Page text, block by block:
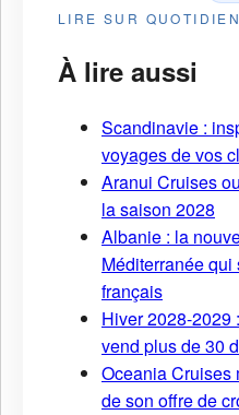
LIRE SUR
À lire aussi
Scandinavie :
voyages de vos
Aranui Cruises
la saison 2028
Albanie : la
Méditerranée
français
Hiver 2028-2029
vend plus de 30
Oceania
de son offre de